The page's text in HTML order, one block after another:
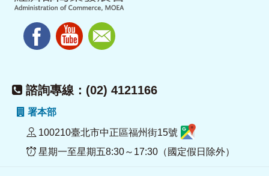
諮詢專線：(02) 4121166
署本部
100210臺北市中正區福州街15號
星期一至星期五8:30～17:30（國定假日除外）